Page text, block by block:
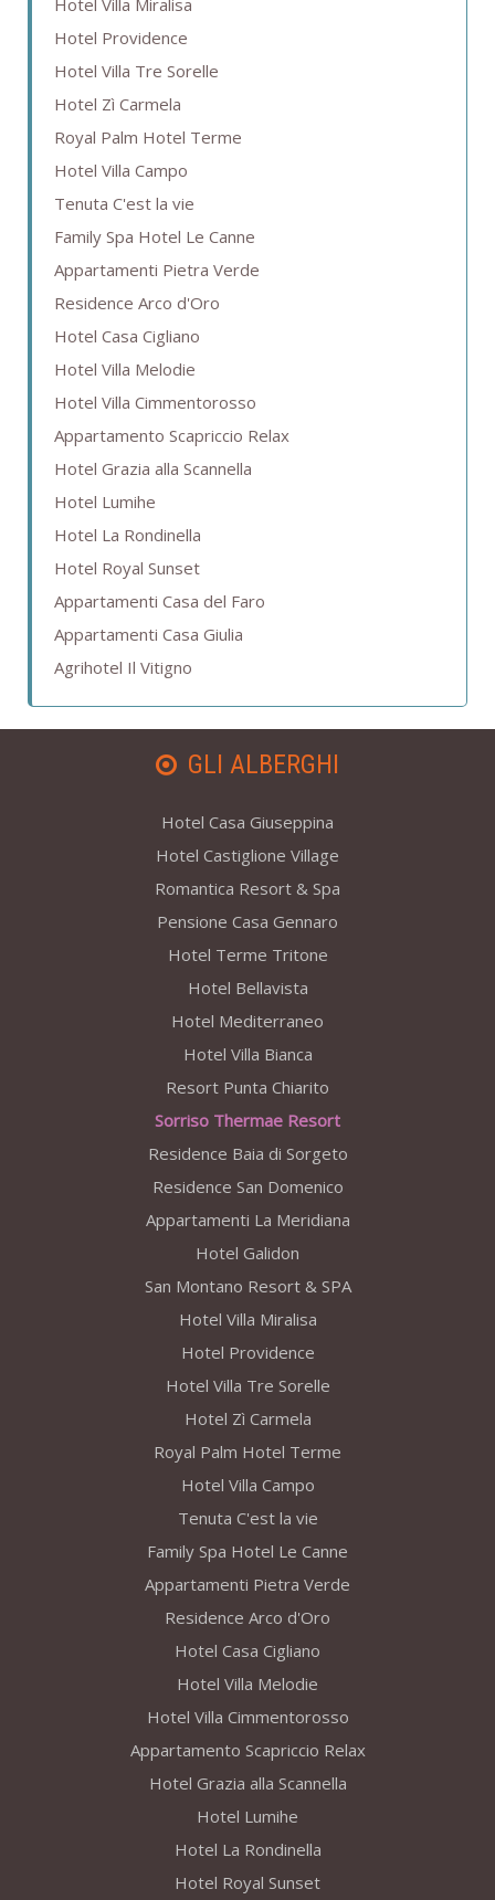
Hotel Villa Miralisa
Hotel Providence
Hotel Villa Tre Sorelle
Hotel Zì Carmela
Royal Palm Hotel Terme
Hotel Villa Campo
Tenuta C'est la vie
Family Spa Hotel Le Canne
Appartamenti Pietra Verde
Residence Arco d'Oro
Hotel Casa Cigliano
Hotel Villa Melodie
Hotel Villa Cimmentorosso
Appartamento Scapriccio Relax
Hotel Grazia alla Scannella
Hotel Lumihe
Hotel La Rondinella
Hotel Royal Sunset
Appartamenti Casa del Faro
Appartamenti Casa Giulia
Agrihotel Il Vitigno
GLI ALBERGHI
Hotel Casa Giuseppina
Hotel Castiglione Village
Romantica Resort & Spa
Pensione Casa Gennaro
Hotel Terme Tritone
Hotel Bellavista
Hotel Mediterraneo
Hotel Villa Bianca
Resort Punta Chiarito
Sorriso Thermae Resort
Residence Baia di Sorgeto
Residence San Domenico
Appartamenti La Meridiana
Hotel Galidon
San Montano Resort & SPA
Hotel Villa Miralisa
Hotel Providence
Hotel Villa Tre Sorelle
Hotel Zì Carmela
Royal Palm Hotel Terme
Hotel Villa Campo
Tenuta C'est la vie
Family Spa Hotel Le Canne
Appartamenti Pietra Verde
Residence Arco d'Oro
Hotel Casa Cigliano
Hotel Villa Melodie
Hotel Villa Cimmentorosso
Appartamento Scapriccio Relax
Hotel Grazia alla Scannella
Hotel Lumihe
Hotel La Rondinella
Hotel Royal Sunset